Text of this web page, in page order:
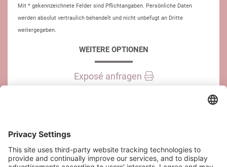
Mit * gekennzeichnete Felder sind Pflichtangaben. Persönliche Daten
werden absolut vertraulich behandelt und nicht unbefugt an Dritte
weitergegeben.
WEITERE OPTIONEN
Exposé anfragen
KONTAKT